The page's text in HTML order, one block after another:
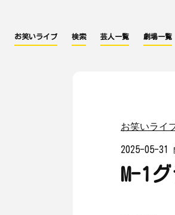
お笑いライブ 検索 芸人一覧 劇場一覧
お笑いライ
2025-05-31
M-1